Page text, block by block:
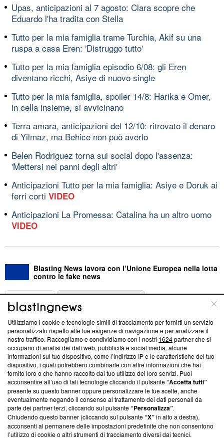
Upas, anticipazioni al 7 agosto: Clara scopre che
Eduardo l'ha tradita con Stella
Tutto per la mia famiglia trame Turchia, Akif su una
ruspa a casa Eren: 'Distruggo tutto'
Tutto per la mia famiglia episodio 6/08: gli Eren
diventano ricchi, Asiye di nuovo single
Tutto per la mia famiglia, spoiler 14/8: Harika e Omer,
in cella insieme, si avvicinano
Terra amara, anticipazioni del 12/10: ritrovato il denaro
di Yilmaz, ma Behice non può averlo
Belen Rodriguez torna sui social dopo l'assenza:
'Mettersi nei panni degli altri'
Anticipazioni Tutto per la mia famiglia: Asiye e Doruk ai
ferri corti VIDEO
Anticipazioni La Promessa: Catalina ha un altro uomo
VIDEO
Blasting News lavora con l’Unione Europea nella lotta
contro le fake news
ABOUT
Questa sezione offre informazioni trasparenti su Blasting
News, sui nostri processi editoriali e su come ci impegniamo a
creare news di qualità. Inoltre, afferma la nostra aderenza a
‘Trust Project - News with Integrity’Blasting News non è
ancora membro del programma, ma ha richiesto di farne
parte; Trust Project non ha ancora effettuato una verifica di
conformità agli standard.
Su di noi
Team editoriale
Utilizziamo i cookie e tecnologie simili di tracciamento per fornirti un servizio
personalizzato rispetto alle tue esigenze di navigazione e per analizzare il
nostro traffico. Raccogliamo e condividiamo con i nostri 1624partner che si
occupano di analisi dei dati web, pubblicità e social media, alcune
informazioni sul tuo dispositivo, come l’indirizzo IP e le caratteristiche del tuo
dispositivo, i quali potrebbero combinarle con altre informazioni che hai
fornito loro o che hanno raccolto dal tuo utilizzo dei loro servizi. Puoi
acconsentire all’uso di tali tecnologie cliccando il pulsante“Accetta tutti”
presente su questo banner oppure personalizzare le tue scelte, anche
eventualmente negando il consenso al trattamento dei dati personali da
parte dei partner terzi, cliccando sul pulsante“Personalizza”.
Chiudendo questo banner (cliccando sul pulsante“X”in alto a destra),
acconsenti al permanere delle impostazioni predefinite che non consentono
l’utilizzo di cookie o altri strumenti di tracciamento diversi dai tecnici.